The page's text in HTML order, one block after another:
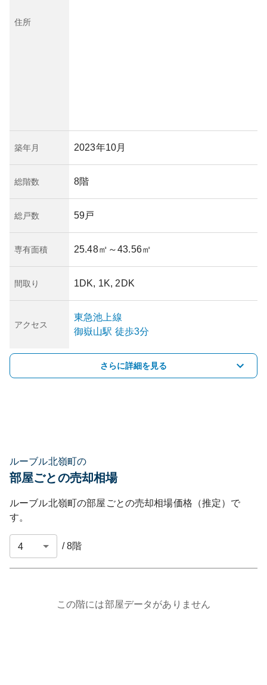
住所
築年月 2023年10月
総階数 8階
総戸数 59戸
専有面積 25.48㎡ ～43.56㎡
間取り 1DK, 1K, 2DK
アクセス
東急池上線
御嶽山駅 徒歩3分
さらに詳細を見る
ルーブル北嶺町の
部屋ごとの売却相場
ルーブル北嶺町の部屋ごとの売却相場価格（推定）で
す。
/8階
この階には部屋データがありません